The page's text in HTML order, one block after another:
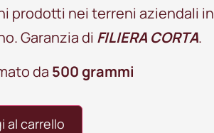
prodotti nei terreni aziendali in
Garanzia di FILIERA CORTA.
da 500 grammi
al carrello